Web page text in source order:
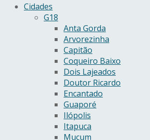
Cidades
G18
Anta Gorda
Arvorezinha
Capitão
Coqueiro Baixo
Dois Lajeados
Doutor Ricardo
Encantado
Guaporé
Ilópolis
Itapuca
Muçum